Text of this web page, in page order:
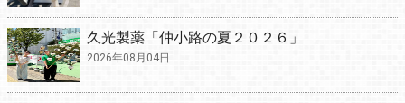
久光製薬「仲小路の夏２０２６」
2026年08月04日